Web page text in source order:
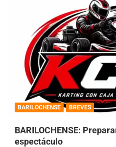
BARILOCHENSE BREVES
BARILOCHENSE:
espectáculo